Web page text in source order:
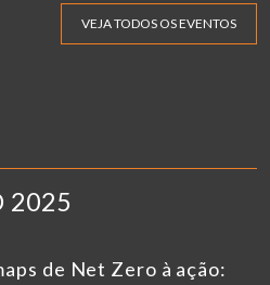
VEJA TODOS OS EVENTOS
2025
de Net Zero à ação: